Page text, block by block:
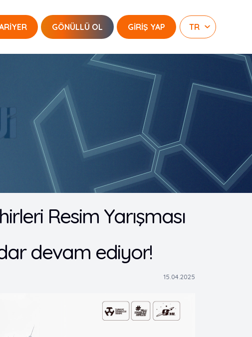
GÖNÜLLÜ OL GİRİŞ YAP
Resim Yarışması
devam ediyor!
15.04.2025